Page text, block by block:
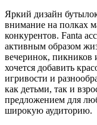
Яркий дизайн
внимание на полках
конкурентов. Fanta
активным образом
вечеринок, пикников
хочется добавить
игривости и
как детьми, так и
предложением для
широкую аудиторию.